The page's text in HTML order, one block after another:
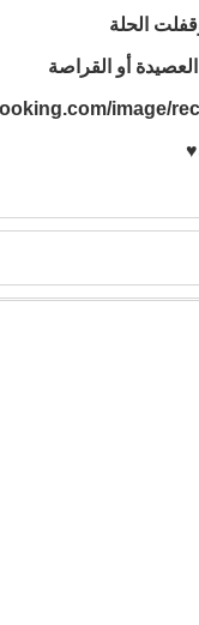
الحلة
أو القراصة